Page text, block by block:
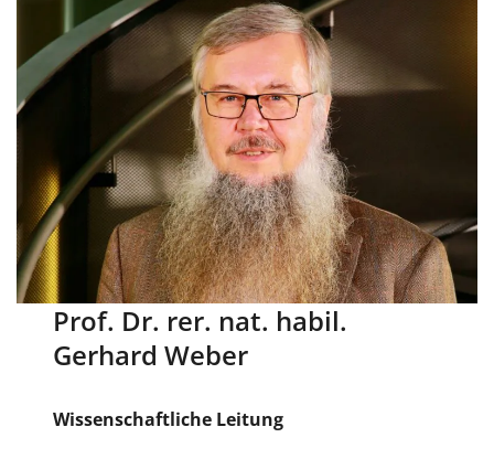
Prof. Dr. rer. nat. habil.
Gerhard Weber
Wissenschaftliche Leitung